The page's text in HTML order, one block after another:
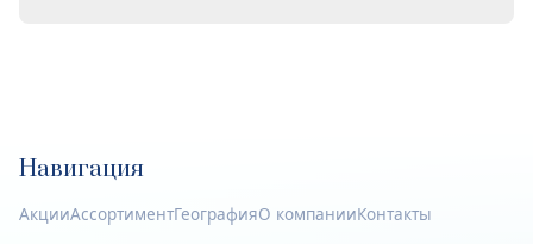
Навигация
АкцииАссортиментГеографияО компанииКонтакты